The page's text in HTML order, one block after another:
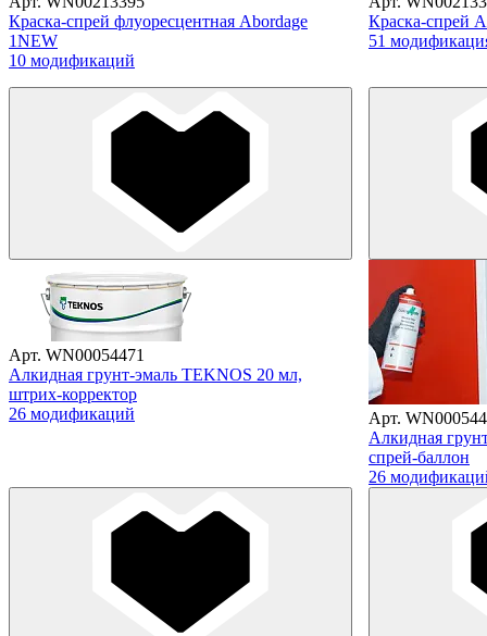
Краска-спрей флуоресцентная Abordage
1NEW
10 модификаций
Краска-спрей
51
Арт. WN00054471
Алкидная грунт-эмаль TEKNOS 20 мл,
штрих-корректор
26 модификаций
Арт.
Алкидная
спрей-баллон
26